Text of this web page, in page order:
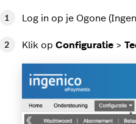
Log in op je Ogone
Klik op Configuratie >